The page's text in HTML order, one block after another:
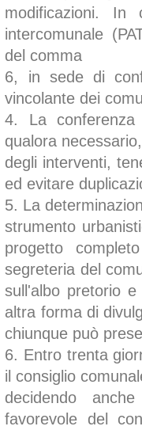
modificazioni.
intercomunale
del comma
6, in sede di
vincolante dei
4. La conferenza
qualora
degli interventi,
ed evitare
5. La
strumento
progetto
segreteria del
sull'albo pretorio
altra forma di
chiunque può
6. Entro trenta
il consiglio
decidendo
favorevole del